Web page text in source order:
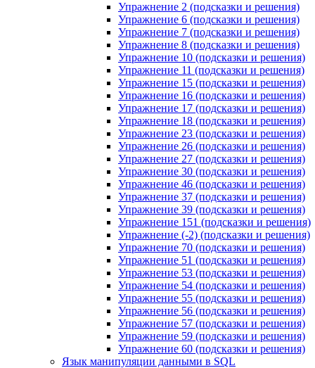
Упражнение 2 (подсказки и решения)
Упражнение 6 (подсказки и решения)
Упражнение 7 (подсказки и решения)
Упражнение 8 (подсказки и решения)
Упражнение 10 (подсказки и решения)
Упражнение 11 (подсказки и решения)
Упражнение 15 (подсказки и решения)
Упражнение 16 (подсказки и решения)
Упражнение 17 (подсказки и решения)
Упражнение 18 (подсказки и решения)
Упражнение 23 (подсказки и решения)
Упражнение 26 (подсказки и решения)
Упражнение 27 (подсказки и решения)
Упражнение 30 (подсказки и решения)
Упражнение 46 (подсказки и решения)
Упражнение 37 (подсказки и решения)
Упражнение 39 (подсказки и решения)
Упражнение 151 (подсказки и решения)
Упражнение (-2) (подсказки и решения)
Упражнение 70 (подсказки и решения)
Упражнение 51 (подсказки и решения)
Упражнение 53 (подсказки и решения)
Упражнение 54 (подсказки и решения)
Упражнение 55 (подсказки и решения)
Упражнение 56 (подсказки и решения)
Упражнение 57 (подсказки и решения)
Упражнение 59 (подсказки и решения)
Упражнение 60 (подсказки и решения)
Язык манипуляции данными в SQL